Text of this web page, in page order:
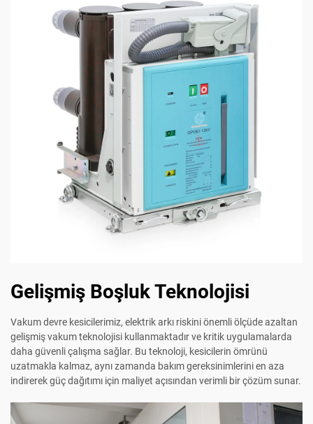
Gelişmiş Boşluk Teknolojisi
Vakum devre kesicilerimiz, elektrik arkı riskini önemli ölçüde azaltan
gelişmiş vakum teknolojisi kullanmaktadır ve kritik uygulamalarda
daha güvenli çalışma sağlar. Bu teknoloji, kesicilerin ömrünü
uzatmakla kalmaz, aynı zamanda bakım gereksinimlerini en aza
indirerek güç dağıtımı için maliyet açısından verimli bir çözüm sunar.